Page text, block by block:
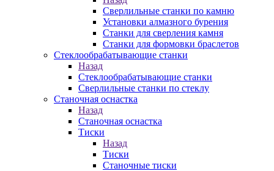
Сверлильные станки по камню
Установки алмазного бурения
Станки для сверления камня
Станки для формовки браслетов
Стеклообрабатывающие станки
Назад
Стеклообрабатывающие станки
Сверлильные станки по стеклу
Станочная оснастка
Назад
Станочная оснастка
Тиски
Назад
Тиски
Станочные тиски